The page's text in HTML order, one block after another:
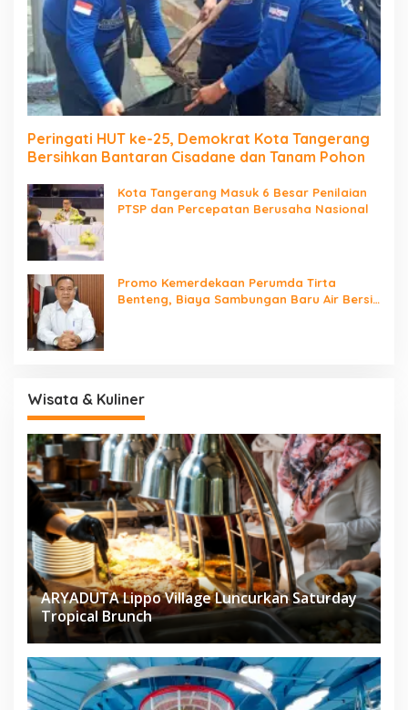
Peringati HUT ke-25, Demokrat Kota Tangerang
Bersihkan Bantaran Cisadane dan Tanam Pohon
Kota Tangerang Masuk 6 Besar Penilaian
PTSP dan Percepatan Berusaha Nasional
Promo Kemerdekaan Perumda Tirta
Benteng, Biaya Sambungan Baru Air Bersih
Wisata & Kuliner
ARYADUTA Lippo Village Luncurkan Saturday
Tropical Brunch